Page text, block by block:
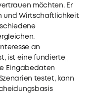
möchten. Er
und Wirtschaftlichkeit
an
ist eine fundierte
Eingabedaten
testet, kann